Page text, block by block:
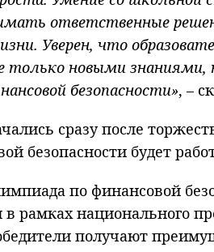
ответственные
Уверен, что
только новыми
безопасности», –
сразу после
безопасности будет
по финансовой
в рамках национального
получают